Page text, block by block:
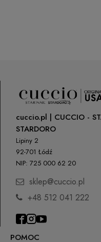
POMOC
cuccio.pl | CUCCIO -
STARDORO
Lipiny 2
92-701 Łódź
NIP: 725 000 62 20
sklep@cuccio.pl
+48 512 041 222